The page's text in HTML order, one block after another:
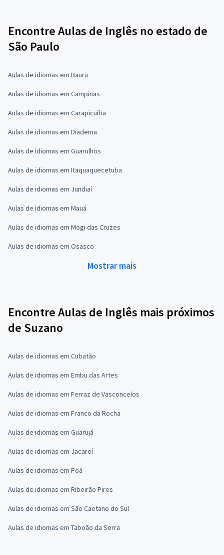
Encontre Aulas de Inglês no estado de
São Paulo
Aulas de idiomas em Bauru
Aulas de idiomas em Campinas
Aulas de idiomas em Carapicuíba
Aulas de idiomas em Diadema
Aulas de idiomas em Guarulhos
Aulas de idiomas em Itaquaquecetuba
Aulas de idiomas em Jundiaí
Aulas de idiomas em Mauá
Aulas de idiomas em Mogi das Cruzes
Aulas de idiomas em Osasco
Mostrar mais
Encontre Aulas de Inglês mais próximos
de Suzano
Aulas de idiomas em Cubatão
Aulas de idiomas em Embu das Artes
Aulas de idiomas em Ferraz de Vasconcelos
Aulas de idiomas em Franco da Rocha
Aulas de idiomas em Guarujá
Aulas de idiomas em Jacareí
Aulas de idiomas em Poá
Aulas de idiomas em Ribeirão Pires
Aulas de idiomas em São Caetano do Sul
Aulas de idiomas em Taboão da Serra